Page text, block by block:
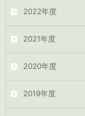
2022年度
2021年度
2020年度
2019年度